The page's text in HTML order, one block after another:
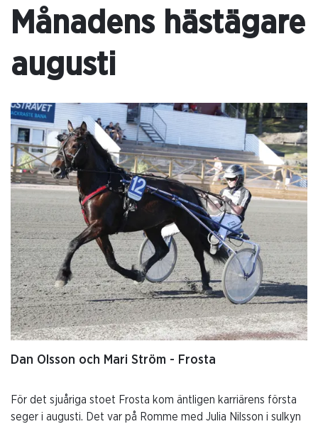
Månadens hästägare
augusti
Dan Olsson och Mari Ström - Frosta
För det sjuåriga stoet Frosta kom äntligen karriärens första
seger i augusti. Det var på Romme med Julia Nilsson i sulkyn